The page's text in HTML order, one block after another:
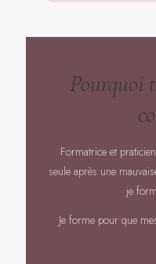
Pourquoi
Formatrice et
seule après une
je
Je forme pour que